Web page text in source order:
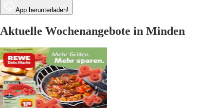
App herunterladen!
Aktuelle Wochenangebote in Minden